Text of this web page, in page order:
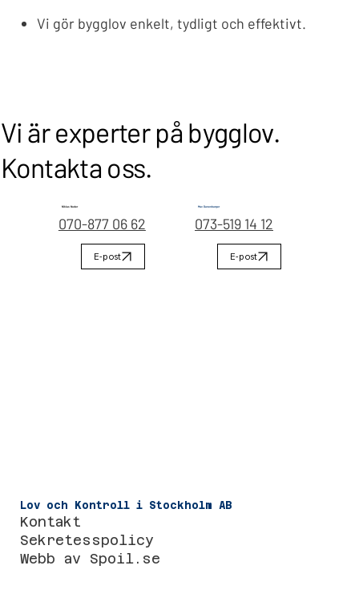
Vi gör bygglov enkelt, tydligt och effektivt.
Vi är experter på bygglov.
Kontakta oss.
Niklas Nuder
070-877 06 62
E-post
Max Danenbarger
073-519 14 12
E-post
Lov och Kontroll i Stockholm AB
Kontakt
Sekretesspolicy
Webb av Spoil.se